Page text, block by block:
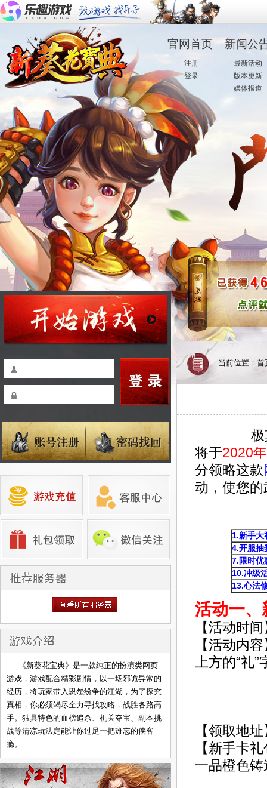
官网首页 新闻公
注册
·登录
最新活动
版本更新
媒体报道
《新葵花宝典》是一款纯正的扮演类网页
游戏，游戏配合精彩剧情，以一场邪诡异常的
经历，将玩家带入恩怨纷争的江湖，为了探究
真相，你必须竭尽全力寻找攻略，战胜各路高
手。独具特色的血榜追杀、机关夺宝、副本挑
战等清凉玩法定能让你过足一把难忘的侠客
瘾。
当前位置： 首
极其神
将于2020
分领略这款
动，使您
1.新手大
4.开服抽
7.限时优
10.冲级
13.心法
活动一、
【活动时
【活动内
上方的“礼
【领取地
【新手卡
一品橙色